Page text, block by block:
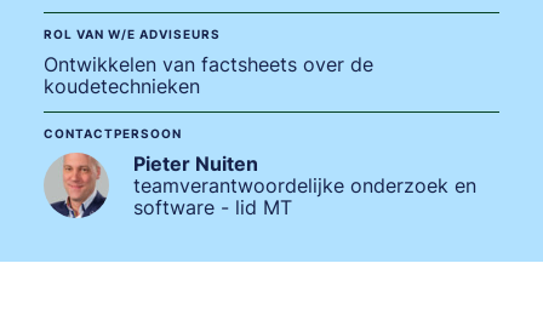
ROL VAN W/E ADVISEURS
Ontwikkelen van factsheets over de
koudetechnieken
CONTACTPERSOON
Pieter Nuiten
teamverantwoordelijke onderzoek en
software - lid MT